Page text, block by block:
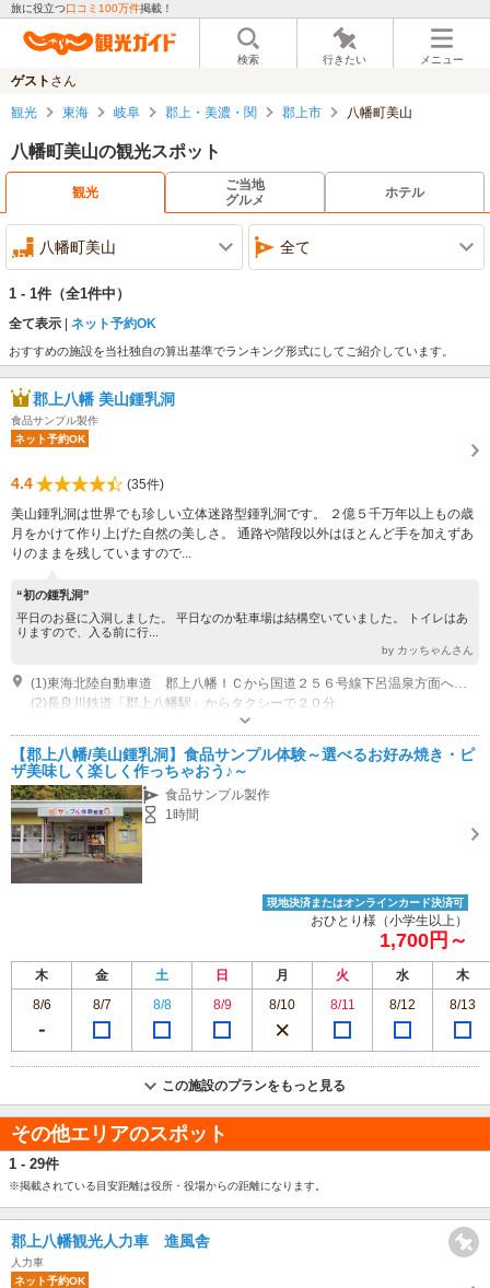
旅に役立つ口コミ100万件掲載！
検索 行きたい メニュー
ゲスト さん
観光 東海 岐阜 郡上・美濃・関 郡上市 八幡町美山
八幡町美山の観光スポット
観光
ご当地
グルメ
ホテル
八幡町美山 全て
1 - 1件 （全1件中）
全て表示 ネット予約OK
おすすめの施設を当社独自の算出基準でランキング形式にしてご紹介しています。
郡上八幡 美山鍾乳洞
食品サンプル製作
ネット予約OK
4.4
(35件)
美山鍾乳洞は世界でも珍しい立体迷路型鍾乳洞です。 ２億５千万年以上もの歳
月をかけて作り上げた自然の美しさ。 通路や階段以外はほとんど手を加えずあ
りのままを残していますので...
“初の鍾乳洞”
平日のお昼に入洞しました。 平日なのか駐車場は結構空いていました。 トイレはあ
りますので、入る前に行...
by カッちゃんさん
(2)長良川鉄道「郡上八幡駅」からタクシーで２０分
開園時間：９：００～１７：００（１１、１２月は１６：００） 営業時
１３：４５～ ④１５：００～ 休園日：木曜日（８月無休） 休業日：冬期
休業（１２月中旬～３月初旬）
専用駐車場あり（無料）20台
【郡上八幡/美山鍾乳洞】食品サンプル体験～選べるお好み焼き・ピ
ザ美味しく楽しく作っちゃおう♪～
食品サンプル製作
1時間
現地決済またはオンラインカード決済可
おひとり様（小学生以上）
1,700円～
木 金 土 日 月 火 水
木
8/6
8/7 8/8 8/9 8/10 8/11 8/12 8/13
この施設のプランをもっと見る
その他エリアのスポット
1 - 29件
※掲載されている目安距離は役所・役場からの距離になります。
郡上八幡観光人力車 進風舎
人力車
ネット予約OK